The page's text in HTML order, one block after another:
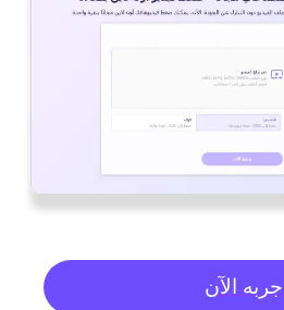
جربه الآن